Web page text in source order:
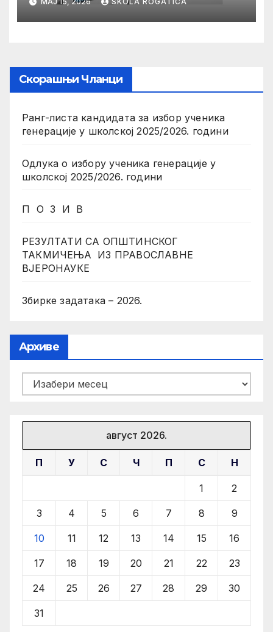
Скорашњи Чланци
Ранг-листа кандидата за избор ученика
генерације у школској 2025/2026. години
Одлука о избору ученика генерације у
школској 2025/2026. години
П О З И В
РЕЗУЛТАТИ СА ОПШТИНСКОГ
ТАКМИЧЕЊА ИЗ ПРАВОСЛАВНЕ
ВЈЕРОНАУКЕ
Збирке задатака – 2026.
Архиве
Архиве
август 2026.
П У С Ч П С Н
1 2
3 4 5 6 7 8 9
10 11 12 13 14 15 16
17 18 19 20 21 22 23
24 25 26 27 28 29 30
31